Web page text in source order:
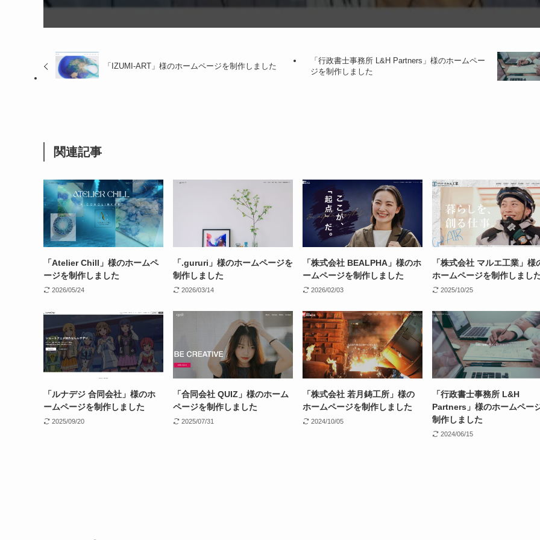
「IZUMI-ART」様のホームページを制作しました
「行政書士事務所 L&H Partners」様のホームペー
ジを制作しました
関連記事
「Atelier Chill」様のホームペ
ージを制作しました
2026/05/24
「.gururi」様のホームページを
制作しました
2026/03/14
「株式会社 BEALPHA」様のホ
ームページを制作しました
2026/02/03
「株式会社 マルエ工業」様
ホームページを制作しまし
2025/10/25
「ルナデジ 合同会社」様のホ
ームページを制作しました
2025/09/20
「合同会社 QUIZ」様のホーム
ページを制作しました
2025/07/31
「株式会社 若月鋳工所」様の
ホームページを制作しました
2024/10/05
「行政書士事務所 L&H
Partners」様のホームペー
制作しました
2024/06/15